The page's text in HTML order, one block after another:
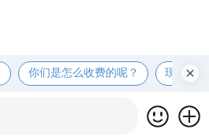
你们是怎么收费的呢？ 现在有